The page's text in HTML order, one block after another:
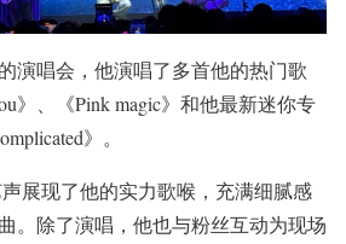
演唱会，他演唱了多首他的热门歌
》、《Pink magic》和他最新迷你专
》。
展现了他的实力歌喉，充满细腻感
。除了演唱，他也与粉丝互动为现场